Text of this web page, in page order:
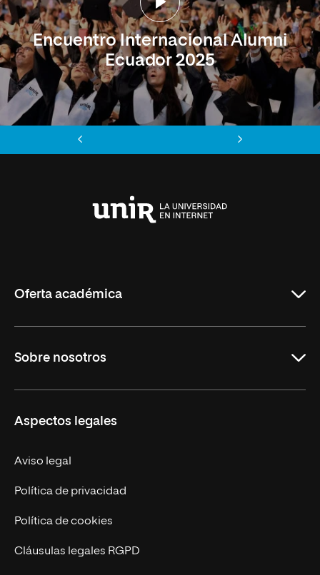
Encuentro Internacional Alumni
Ecuador 2025
Oferta académica
Formación Continua
Sobre nosotros
Trabaja en UNIR
Actualidad
Contáctanos
Aspectos legales
Aviso legal
Política de privacidad
Política de cookies
Cláusulas legales RGPD